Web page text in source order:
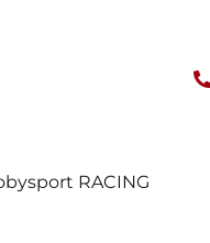
RACING